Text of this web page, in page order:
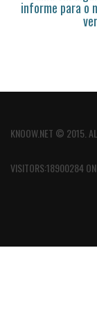
informe para o
KNOOW.NET © 2015.
VISITORS:18900284